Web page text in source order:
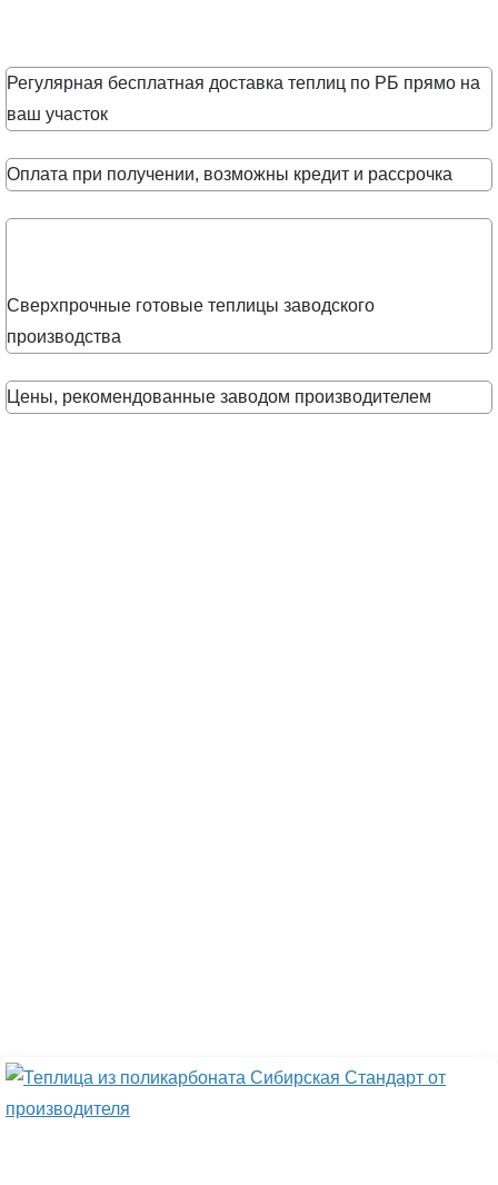
Регулярная бесплатная доставка теплиц по РБ прямо на
ваш участок
Оплата при получении, возможны кредит и рассрочка
Сверхпрочные готовые теплицы заводского
производства
Цены, рекомендованные заводом производителем